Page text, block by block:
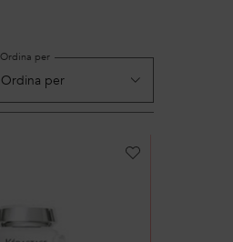
Ordina per